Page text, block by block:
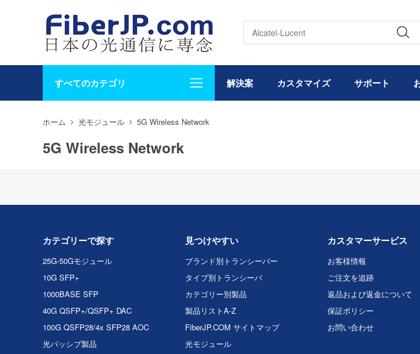
すべてのカテゴリ 解決案 カスタマイズ サポート
ホーム 光モジュール 5G Wireless Network
5G Wireless Network
カテゴリーで探す
25G-50Gモジュール
10G SFP+
1000BASE SFP
40G QSFP+/QSFP+ DAC
100G QSFP28/4x SFP28 AOC
光パッシブ製品
見つけやすい
ブランド別トランシーバー
タイプ別トランシーバ
カテゴリー別製品
製品リストA-Z
FiberJP.COM サイトマップ
光モジュール
カスタマーサービス
お客様情報
ご注文を追跡
返品および返金について
保証ポリシー
お問い合わせ